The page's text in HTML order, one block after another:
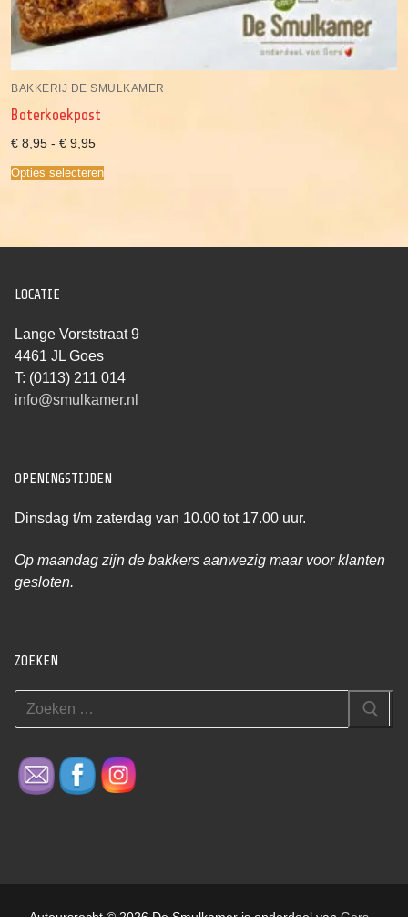
BAKKERIJ DE SMULKAMER
Boterkoekpost
€ 8,95 - € 9,95Prijsklasse:
tot
€ 9,95
Opties selecteren
LOCATIE
Lange Vorststraat 9
4461 JL Goes
T: (0113) 211 014
info@smulkamer.nl
OPENINGSTIJDEN
Dinsdag t/m zaterdag van 10.00 tot 17.00 uur.
Op maandag zijn de bakkers aanwezig maar voor klanten
gesloten.
ZOEKEN
Zoeken